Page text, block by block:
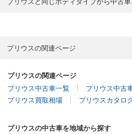
プリウスの関連ページ
プリウスの関連ページ
プリウス中古車一覧
プリウス中古
プリウス買取相場
プリウスカタロ
プリウスの中古車を地域から探す